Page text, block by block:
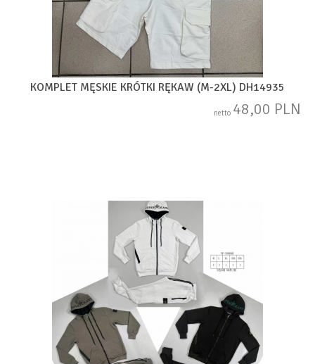
KOMPLET MĘSKIE KRÓTKI RĘKAW (M-2XL) DH14935
netto 48,00 PLN